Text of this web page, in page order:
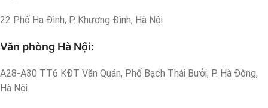
22 Phố Hạ Đình, P. Khương Đình, Hà Nội
Văn phòng Hà Nội:
A28-A30 TT6 KĐT Văn Quán, Phố Bạch Thái Bưởi, P. Hà Đông,
Hà Nội